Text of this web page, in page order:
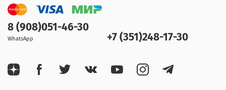
8 (908)051-46-30
WhatsApp +7 (351)248-17-30